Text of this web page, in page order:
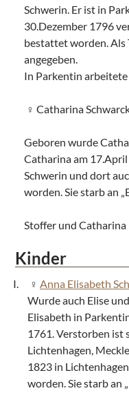
Schwerin. Er ist in
30.Dezember 1796
bestattet worden. Als
angegeben.
In Parkentin arbeitete
Catharina
Geboren wurde
Catharina am
Schwerin und dort
worden. Sie starb an
Stoffer und
Kinder
Anna Elisabeth
Wurde auch Elise
Elisabeth in
1761. Verstorben ist
Lichtenhagen,
1823 in
worden. Sie starb an